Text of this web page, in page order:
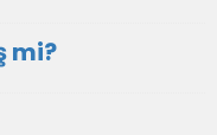
mi?